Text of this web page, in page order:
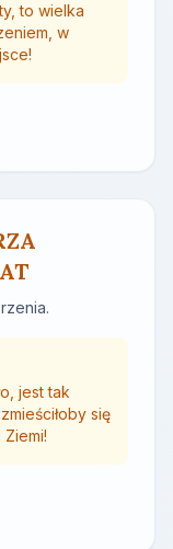
to wielka
w
jest tak
się